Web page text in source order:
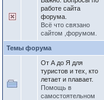
работе сайта
форума.
Всё что связано
сайтом ,форумом.
Темы форума
От А до Я для
туристов и тех, кто
летает и плавает.
Помощь в
самостоятельном